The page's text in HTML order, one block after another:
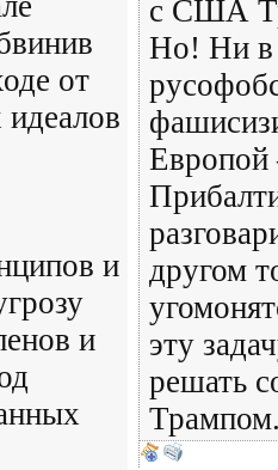
от
и
и
с США
Но! Ни в
Европой
другом
эту
решать